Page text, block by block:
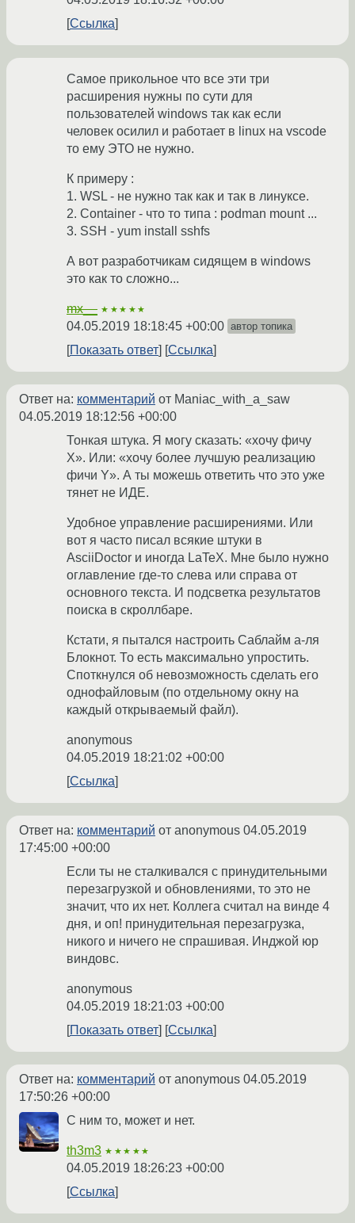
Ссылка
Самое прикольное что все эти три
расширения нужны по сути для
пользователей windows так как если
человек осилил и работает в linux на vscode
то ему ЭТО не нужно.
К примеру :
1. WSL - не нужно так как и так в линуксе.
2. Container - что то типа : podman mount ...
3. SSH - yum install sshfs
А вот разработчикам сидящем в windows
это как то сложно...
mx__ ★★★★★
04.05.2019 18:18:45 +00:00 автор топика
Показать ответ Ссылка
Ответ на: комментарий от Maniac_with_a_saw
04.05.2019 18:12:56 +00:00
Тонкая штука. Я могу сказать: «хочу фичу
Х». Или: «хочу более лучшую реализацию
фичи Y». А ты можешь ответить что это уже
тянет не ИДЕ.
Удобное управление расширениями. Или
вот я часто писал всякие штуки в
AsciiDoctor и иногда LaTeX. Мне было нужно
оглавление где-то слева или справа от
основного текста. И подсветка результатов
поиска в скроллбаре.
Кстати, я пытался настроить Саблайм а-ля
Блокнот. То есть максимально упростить.
Споткнулся об невозможность сделать его
однофайловым (по отдельному окну на
каждый открываемый файл).
anonymous
04.05.2019 18:21:02 +00:00
Ссылка
Ответ на: комментарий от anonymous 04.05.2019
17:45:00 +00:00
Если ты не сталкивался с принудительными
перезагрузкой и обновлениями, то это не
значит, что их нет. Коллега считал на винде 4
дня, и оп! принудительная перезагрузка,
никого и ничего не спрашивая. Инджой юр
виндовс.
anonymous
04.05.2019 18:21:03 +00:00
Показать ответ
Ссылка
Ответ на: комментарий от anonymous 04.05.2019
17:50:26 +00:00
С ним то, может и нет.
th3m3 ★★★★★
04.05.2019 18:26:23 +00:00
Ссылка